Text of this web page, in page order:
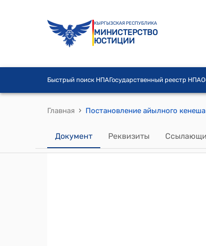
КЫРГЫЗСКАЯ РЕСПУБЛИКА
МИНИСТЕРСТВО
ЮСТИЦИИ
Быстрый поиск НПАГосударственный реестр НПА
Главная ›
Документ Реквизиты